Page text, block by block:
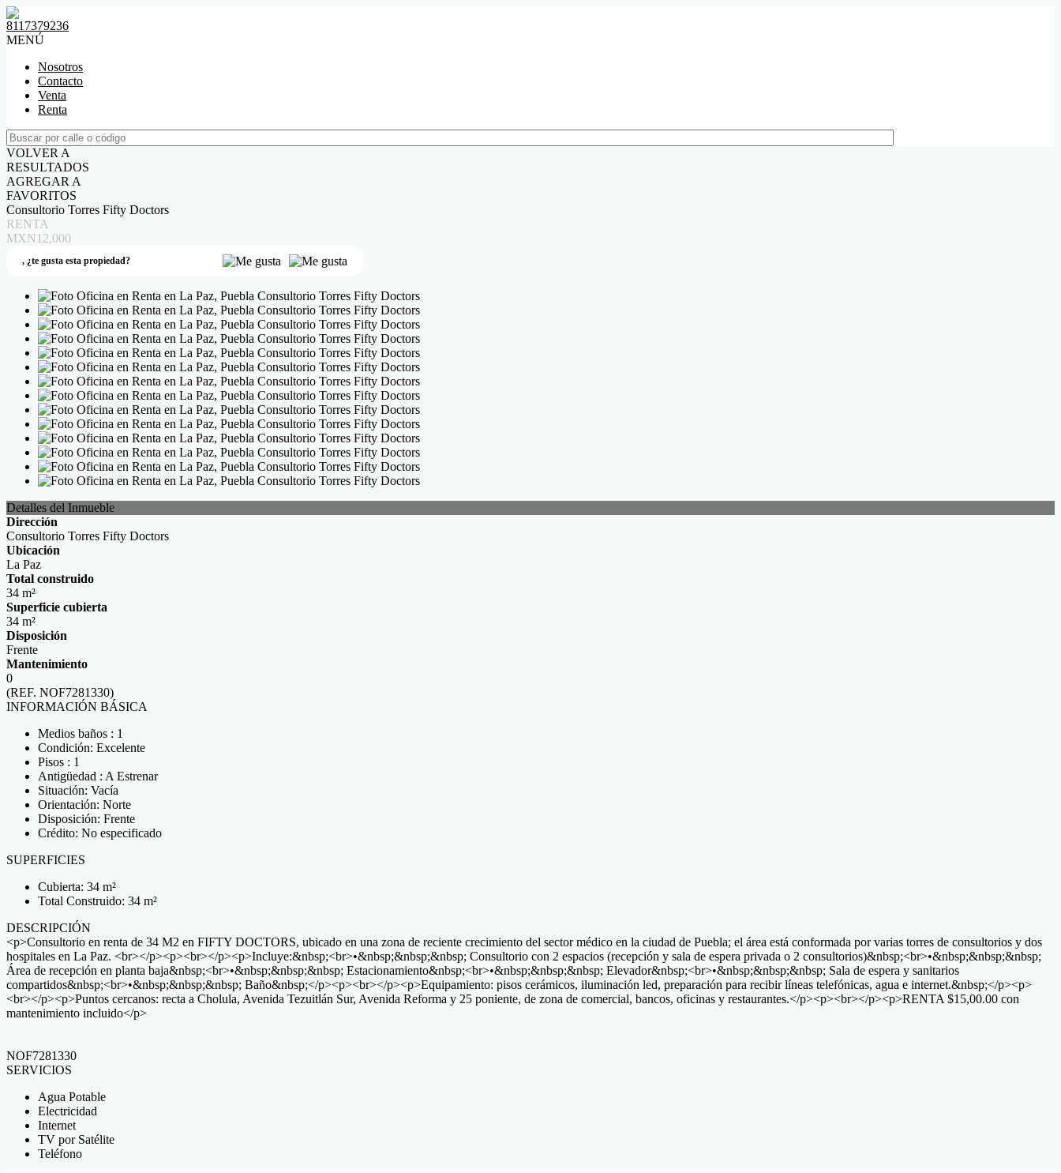
8117379236
MENÚ
Nosotros
Contacto
Venta
Renta
VOLVER A
RESULTADOS
AGREGAR A
FAVORITOS
Consultorio Torres Fifty Doctors
RENTA
MXN12,000
, ¿te gusta esta propiedad?
Detalles del Inmueble
Dirección
Consultorio Torres Fifty Doctors
Ubicación
La Paz
Total construido
34 m²
Superficie cubierta
34 m²
Disposición
Frente
Mantenimiento
0
(REF. NOF7281330)
INFORMACIÓN BÁSICA
Medios baños : 1
Condición: Excelente
Pisos : 1
Antigüedad : A Estrenar
Situación: Vacía
Orientación: Norte
Disposición: Frente
Crédito: No especificado
SUPERFICIES
Cubierta: 34 m²
Total Construido: 34 m²
DESCRIPCIÓN
<p>Consultorio en renta de 34 M2 en FIFTY DOCTORS, ubicado en una zona de reciente crecimiento del sector médico en la ciudad de Puebla; el área está conformada por varias torres de consultorios y dos
hospitales en La Paz. <br></p><p><br></p><p>Incluye:&nbsp;<br>•&nbsp;&nbsp;&nbsp; Consultorio con 2 espacios (recepción y sala de espera privada o 2 consultorios)&nbsp;<br>•&nbsp;&nbsp;&nbsp;
Área de recepción en planta baja&nbsp;<br>•&nbsp;&nbsp;&nbsp; Estacionamiento&nbsp;<br>•&nbsp;&nbsp;&nbsp; Elevador&nbsp;<br>•&nbsp;&nbsp;&nbsp; Sala de espera y sanitarios
compartidos&nbsp;<br>•&nbsp;&nbsp;&nbsp; Baño&nbsp;</p><p><br></p><p>Equipamiento: pisos cerámicos, iluminación led, preparación para recibir líneas telefónicas, agua e internet.&nbsp;</p><p>
<br></p><p>Puntos cercanos: recta a Cholula, Avenida Tezuitlán Sur, Avenida Reforma y 25 poniente, de zona de comercial, bancos, oficinas y restaurantes.</p><p><br></p><p>RENTA $15,00.00 con
mantenimiento incluido</p>
NOF7281330
SERVICIOS
Agua Potable
Electricidad
Internet
TV por Satélite
Teléfono